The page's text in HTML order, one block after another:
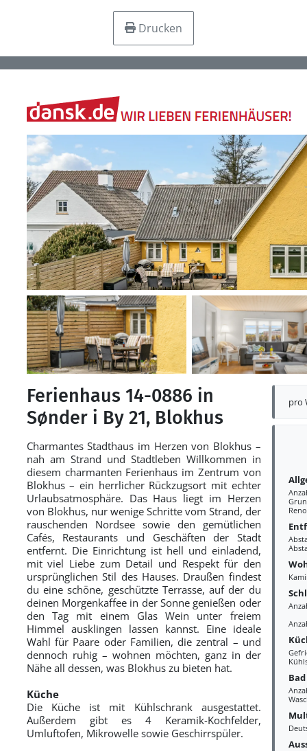
Drucken
pro
Bad
Ferienhaus 14-0886 in
Sønder i By 21, Blokhus
Charmantes Stadthaus im Herzen von Blokhus –
nah am Strand und Stadtleben Willkommen in
diesem charmanten Ferienhaus im Zentrum von
Blokhus – ein herrlicher Rückzugsort mit echter
Urlaubsatmosphäre. Das Haus liegt im Herzen
von Blokhus, nur wenige Schritte vom Strand, der
rauschenden Nordsee sowie den gemütlichen
Cafés, Restaurants und Geschäften der Stadt
entfernt. Die Einrichtung ist hell und einladend,
mit viel Liebe zum Detail und Respekt für den
ursprünglichen Stil des Hauses. Draußen findest
du eine schöne, geschützte Terrasse, auf der du
deinen Morgenkaffee in der Sonne genießen oder
den Tag mit einem Glas Wein unter freiem
Himmel ausklingen lassen kannst. Eine ideale
Wahl für Paare oder Familien, die zentral – und
dennoch ruhig – wohnen möchten, ganz in der
Nähe all dessen, was Blokhus zu bieten hat.
Küche
Die Küche ist mit Kühlschrank ausgestattet.
Außerdem gibt es 4 Keramik-Kochfelder,
Umluftofen, Mikrowelle sowie Geschirrspüler.